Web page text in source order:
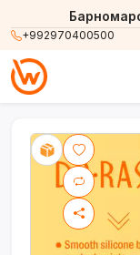
+992970400500